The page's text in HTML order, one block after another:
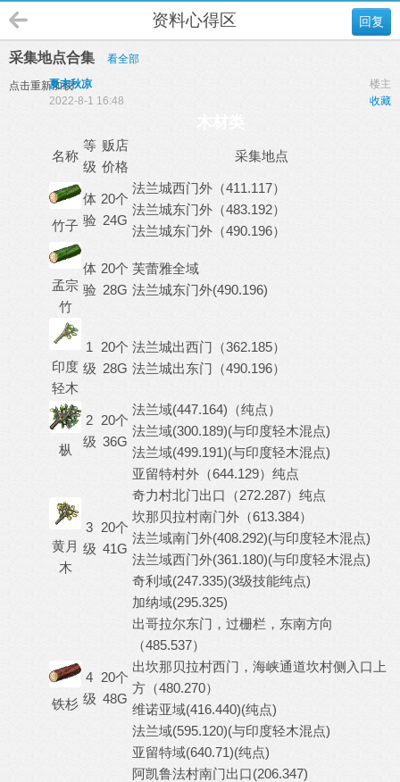
回复
资料心得区
采集地点合集 看全部
点击重新加载 楼主
夏末秋凉
收藏
2022-8-1 16:48
名称
等
级
贩店
价格
采集地点
竹子
体
验
20个
24G
法兰城西门外（411.117）
法兰城东门外（483.192）
法兰城东门外（490.196）
孟宗
竹
体
验
20个
28G
芙蕾雅全域
法兰城东门外(490.196)
印度
轻木
1
级
20个
28G
法兰城出西门（362.185）
法兰城出东门（490.196）
枞
2
级
20个
36G
法兰域(447.164)（纯点）
法兰域(300.189)(与印度轻木混点)
法兰域(499.191)(与印度轻木混点)
黄月
木
3
级
20个
41G
亚留特村外（644.129）纯点
奇力村北门出口（272.287）纯点
坎那贝拉村南门外（613.384）
法兰域南门外(408.292)(与印度轻木混点)
法兰域西门外(361.180)(与印度轻木混点)
奇利域(247.335)(3级技能纯点)
加纳域(295.325)
铁杉
4
级
20个
48G
出哥拉尔东门，过栅栏，东南方向
（485.537）
出坎那贝拉村西门，海峡通道坎村侧入口上
方（480.270）
维诺亚域(416.440)(纯点)
法兰域(595.120)(与印度轻木混点)
亚留特域(640.71)(纯点)
阿凯鲁法村南门出口(206.347)